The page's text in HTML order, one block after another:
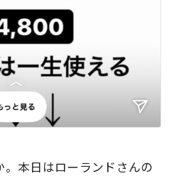
本日はローランドさんの